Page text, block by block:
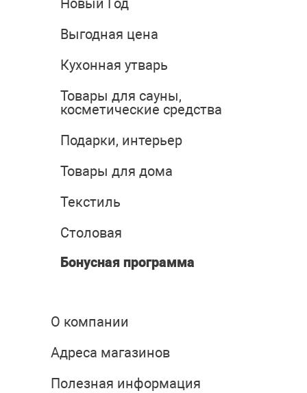
Новый Год
Выгодная цена
Кухонная утварь
Товары для сауны,
косметические средства
Подарки, интерьер
Товары для дома
Текстиль
Столовая
Бонусная программа
О компании
Адреса магазинов
Полезная информация